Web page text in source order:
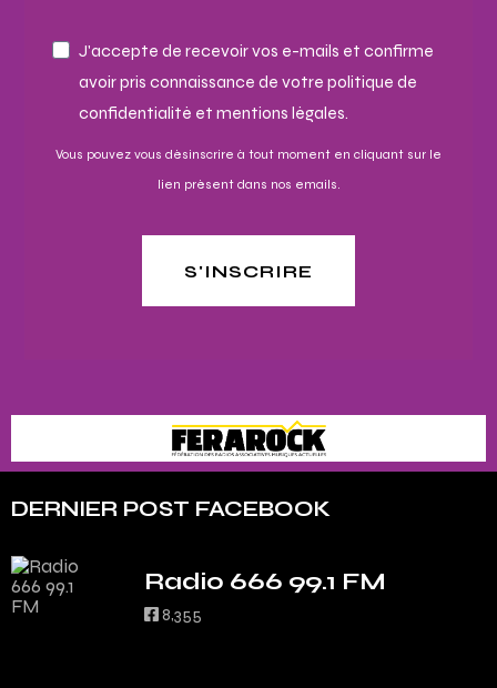
J'accepte de recevoir vos e-mails et confirme
avoir pris connaissance de votre politique de
confidentialité et mentions légales.
Vous pouvez vous désinscrire à tout moment en cliquant sur le
lien présent dans nos emails.
S'INSCRIRE
DERNIER POST FACEBOOK
Radio 666 99.1 FM
8,355